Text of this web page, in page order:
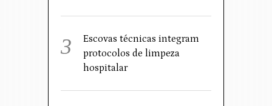
Escovas técnicas integram
protocolos de limpeza
hospitalar